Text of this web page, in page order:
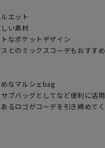
エット
い素材
なポケットデザイン
とのミックスコーデもおすすめ
なマルシェbag
ブバッグとしてなど便利に活用